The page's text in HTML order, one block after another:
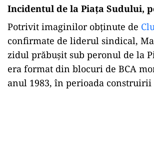
Incidentul de la Piața Sudului,
Potrivit imaginilor obținute de
confirmate de liderul sindical,
zidul prăbușit sub peronul de la
era format din blocuri de BCA
anul 1983, în perioada